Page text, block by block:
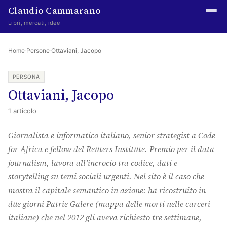
Claudio Cammarano
Libri, mercati, idee
Home
Writings
Curated
Learning log
Irene Media
Indice
About
The Abstract
Home·Persone·Ottaviani, Jacopo
PERSONA
Ottaviani, Jacopo
1 articolo
Giornalista e informatico italiano, senior strategist a Code
for Africa e fellow del Reuters Institute. Premio per il data
journalism, lavora all’incrocio tra codice, dati e
storytelling su temi sociali urgenti. Nel sito è il caso che
mostra il capitale semantico in azione: ha ricostruito in
due giorniPatrie Galere (mappa delle morti nelle carceri
italiane) che nel 2012 gli aveva richiesto tre settimane,